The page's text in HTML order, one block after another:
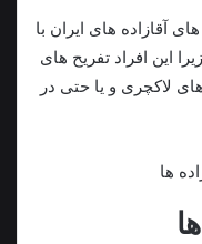
آقازاده های ایران با
این افراد تفریح های
لاکچری و یا حتی در